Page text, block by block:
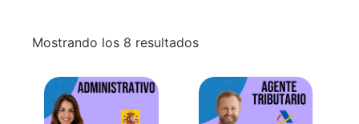
Mostrando los 8 resultados